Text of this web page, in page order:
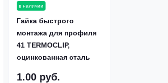
в наличии
Гайка быстрого
монтажа для профиля
41 TERMOCLIP,
оцинкованная сталь
1.00 руб.